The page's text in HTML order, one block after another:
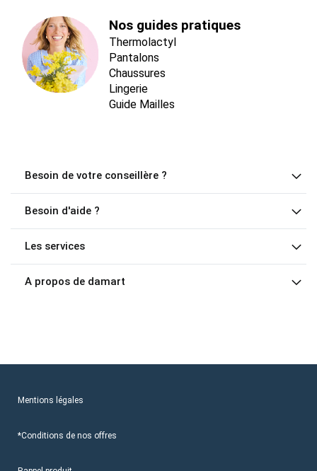
Nos guides pratiques
Thermolactyl
Pantalons
Chaussures
Lingerie
Guide Mailles
Besoin de votre conseillère ?
Besoin d'aide ?
Les services
A propos de damart
Mentions légales
*Conditions de nos offres